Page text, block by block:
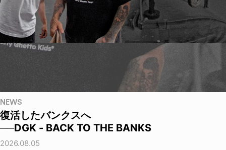
NEWS
復活したバンクスへ
──DGK - BACK TO THE BANKS
2026.08.05